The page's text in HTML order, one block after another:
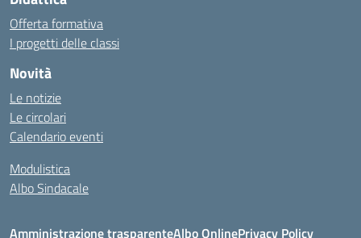
Offerta formativa
I progetti delle classi
Novità
Le notizie
Le circolari
Calendario eventi
Modulistica
Albo Sindacale
Amministrazione trasparenteAlbo OnlinePrivacy Policy